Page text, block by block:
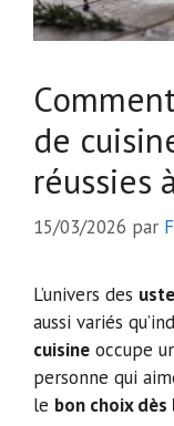
de
réussies
15/03/2026 par
L’univers des
aussi variés
cuisine occupe
personne qui
le bon choix